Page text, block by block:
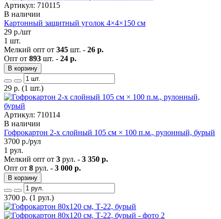
Артикул: 710115
В наличии
Картонный защитный уголок 4×4×150 см
29 р./шт
1 шт.
Мелкий опт от 345 шт. - 26 р.
Опт от 893 шт. - 24 р.
В корзину
29 р. (1 шт.)
Артикул: 710114
В наличии
Гофрокартон 2-х слойный 105 см × 100 п.м., рулонный, бурый
3700 р./рул
1 рул.
Мелкий опт от 3 рул. - 3 350 р.
Опт от 8 рул. - 3 000 р.
В корзину
3700 р. (1 рул.)